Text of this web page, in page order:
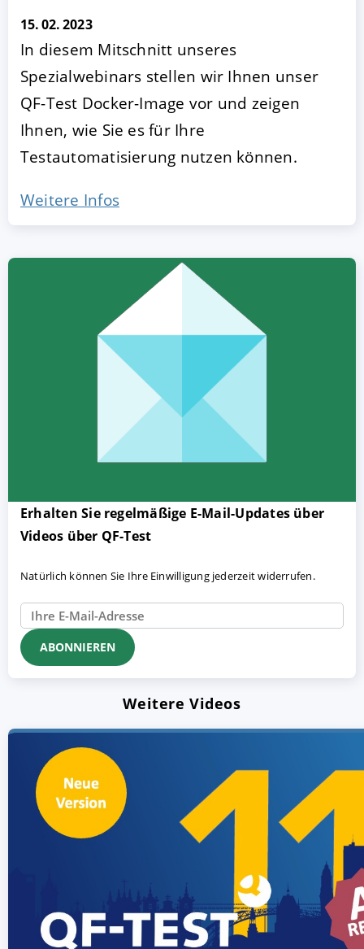
15. 02. 2023
In diesem Mitschnitt unseres
Spezialwebinars stellen wir Ihnen unser
QF-Test Docker-Image vor und zeigen
Ihnen, wie Sie es für Ihre
Testautomatisierung nutzen können.
Weitere Infos
Erhalten Sie regelmäßige E-Mail-Updates über
Videos über QF-Test
Natürlich können Sie Ihre Einwilligung jederzeit widerrufen.
Weitere Videos
AKZEPTIEREN KONFIGURIEREN
Impressum | Datenschutz